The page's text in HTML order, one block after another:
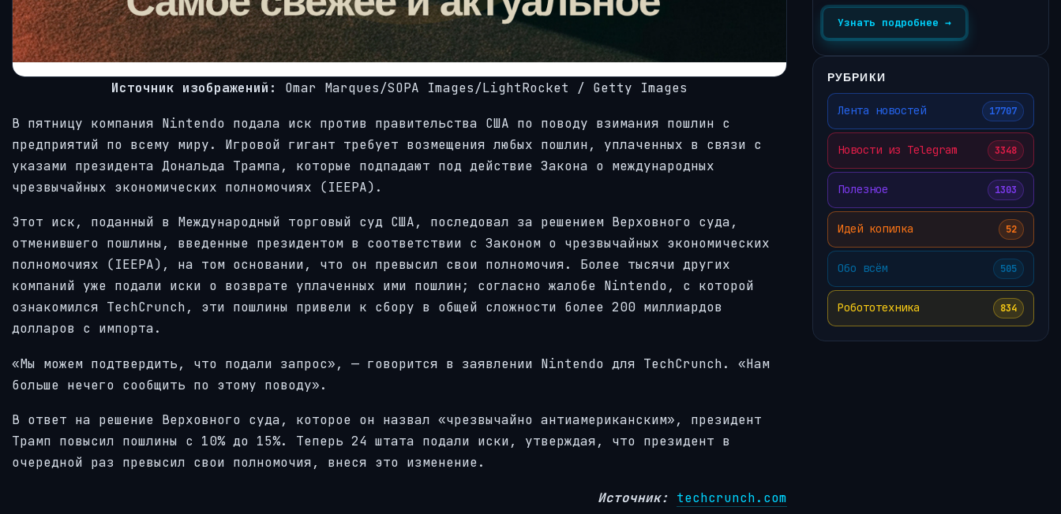
Источник изображений: Omar Marques/SOPA Images/LightRocket / Getty Images
В пятницу компания Nintendo подала иск против правительства США по поводу взимания пошлин с
предприятий по всему миру. Игровой гигант требует возмещения любых пошлин, уплаченных в связи с
указами президента Дональда Трампа, которые подпадают под действие Закона о международных
чрезвычайных экономических полномочиях (IEEPA).
Этот иск, поданный в Международный торговый суд США, последовал за решением Верховного суда,
отменившего пошлины, введенные президентом в соответствии с Законом о чрезвычайных экономических
полномочиях (IEEPA), на том основании, что он превысил свои полномочия. Более тысячи других
компаний уже подали иски о возврате уплаченных ими пошлин; согласно жалобе Nintendo, с которой
ознакомился TechCrunch, эти пошлины привели к сбору в общей сложности более 200 миллиардов
долларов с импорта.
«Мы можем подтвердить, что подали запрос», — говорится в заявлении Nintendo для TechCrunch. «Нам
больше нечего сообщить по этому поводу».
В ответ на решение Верховного суда, которое он назвал «чрезвычайно антиамериканским», президент
Трамп повысил пошлины с 10% до 15%. Теперь 24 штата подали иски, утверждая, что президент в
очередной раз превысил свои полномочия, внеся это изменение.
Источник: techcrunch.com
Узнать подробнее →
РУБРИКИ
Лента новостей 17707
Новости из Telegram 3348
Полезное 1303
Идей копилка 52
Обо всём 505
Робототехника 834